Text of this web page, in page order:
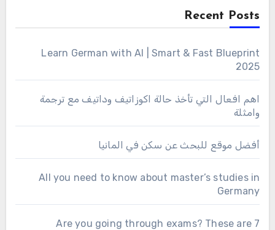
Recent Posts
Learn German with AI | Smart & Fast Blueprint
2025
اهم افعال التي تأخذ حالة اكوزاتيف وداتيف مع ترجمة
وامثلة
أفضل موقع للبحث عن سكن في المانيا
All you need to know about master’s studies in
Germany
Are you going through exams? These are 7